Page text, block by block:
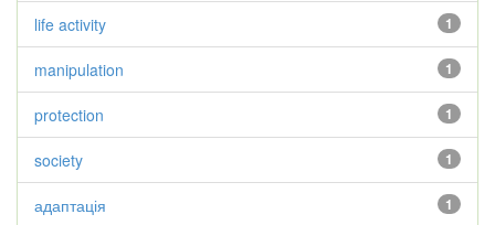
1
life activity
1
manipulation
1
protection
1
society
1
адаптація